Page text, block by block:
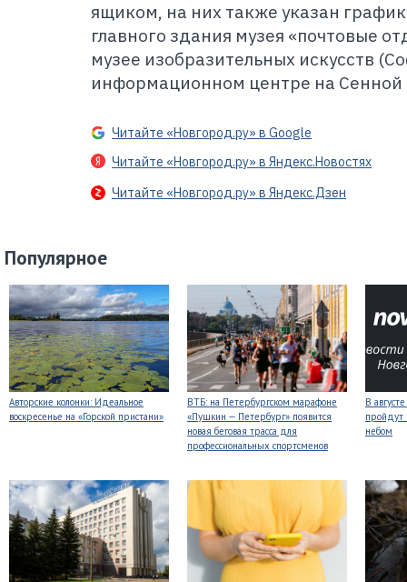
ящиком, на них также указан
главного здания музея «почтовые
музее изобразительных искусств
информационном центре на
Читайте «Новгород.ру» в Google
Читайте «Новгород.ру» в Яндекс.Новостях
Читайте «Новгород.ру» в Яндекс.Дзен
Популярное
Авторские колонки: Идеальное
воскресенье на «Горской пристани»
ВТБ: на Петербургском марафоне
«Пушкин — Петербург» появится
новая беговая трасса для
профессиональных спортсменов
В
небом